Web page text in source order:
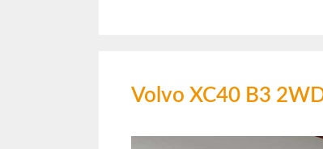
Volvo XC40 B3